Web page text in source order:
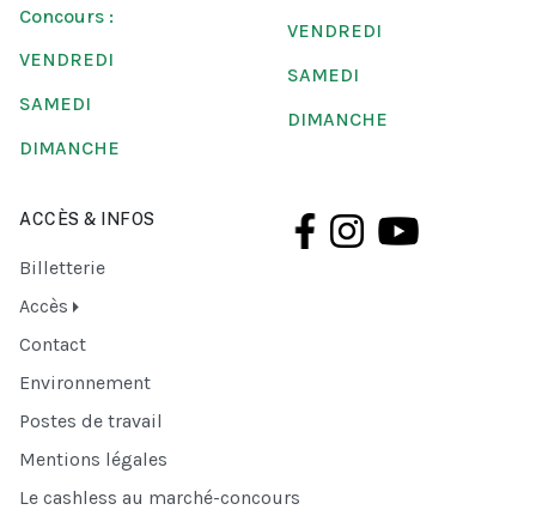
Concours :
VENDREDI
SAMEDI
DIMANCHE
VENDREDI
SAMEDI
DIMANCHE
ACCÈS & INFOS
Billetterie
Accès
Contact
Environnement
Postes de travail
Mentions légales
Le cashless au marché-concours